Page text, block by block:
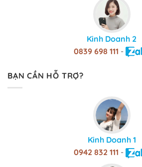
Kinh Doanh 2
0839 698 111 -
BẠN CẦN HỖ TRỢ?
Kinh Doanh 1
0942 832 111 -